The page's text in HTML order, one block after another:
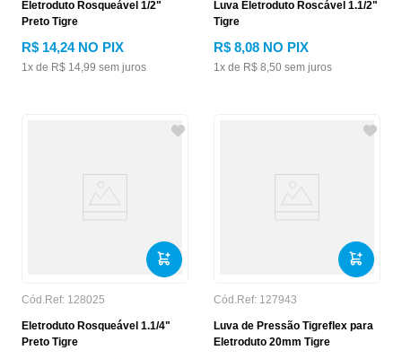
Eletroduto Rosqueável 1/2"
Preto Tigre
R$ 14,24NO PIX
1x de R$ 14,99 sem juros
Luva Eletroduto Roscável 1.1/2"
Tigre
R$ 8,08 NO PIX
1x de R$ 8,50 sem juros
Cód.Ref: 128025
Eletroduto Rosqueável 1.1/4"
Preto Tigre
Cód.Ref: 127943
Luva de Pressão Tigreflex para
Eletroduto 20mm Tigre